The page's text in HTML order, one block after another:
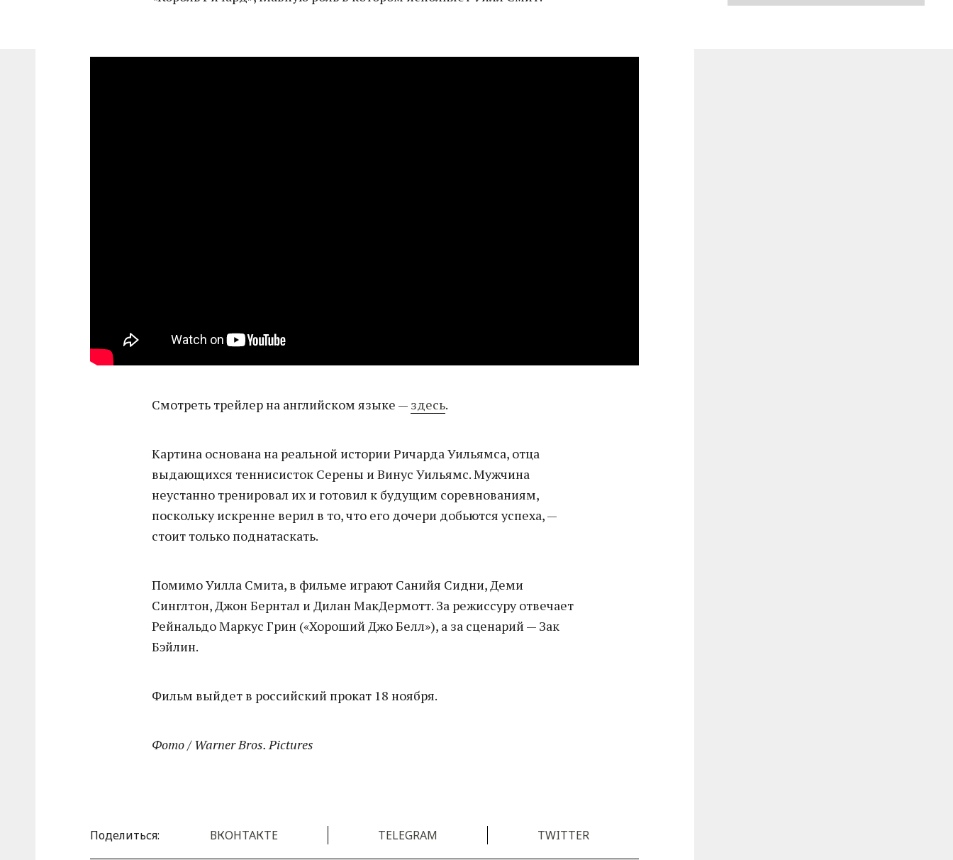
Смотреть трейлер на английском языке — здесь.
Картина основана на реальной истории Ричарда Уильямса, отца
выдающихся теннисисток Серены и Винус Уильямс. Мужчина
неустанно тренировал их и готовил к будущим соревнованиям,
поскольку искренне верил в то, что его дочери добьются успеха, —
стоит только поднатаскать.
Помимо Уилла Смита, в фильме играют Санийя Сидни, Деми
Синглтон, Джон Бернтал и Дилан МакДермотт. За режиссуру отвечает
Рейнальдо Маркус Грин («Хороший Джо Белл»), а за сценарий — Зак
Бэйлин.
Фильм выйдет в российский прокат 18 ноября.
Фото / Warner Bros. Pictures
Поделиться: ВКОНТАКТЕ TELEGRAM TWITTER